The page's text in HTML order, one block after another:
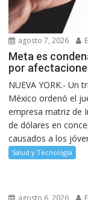
agosto 7, 2026
Meta es
por
NUEVA YORK.- Un
México ordenó el
empresa matriz de
de dólares en
causados a los
Salud y Tecnología
agosto 6, 2026